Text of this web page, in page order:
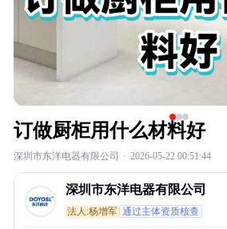
订做厨柜用什么材料好
深圳市东洋电器有限公司 · 2026-05-22 00:51:44
深圳市东洋电器有限公司
法人:杨增军 通过主体资质核查